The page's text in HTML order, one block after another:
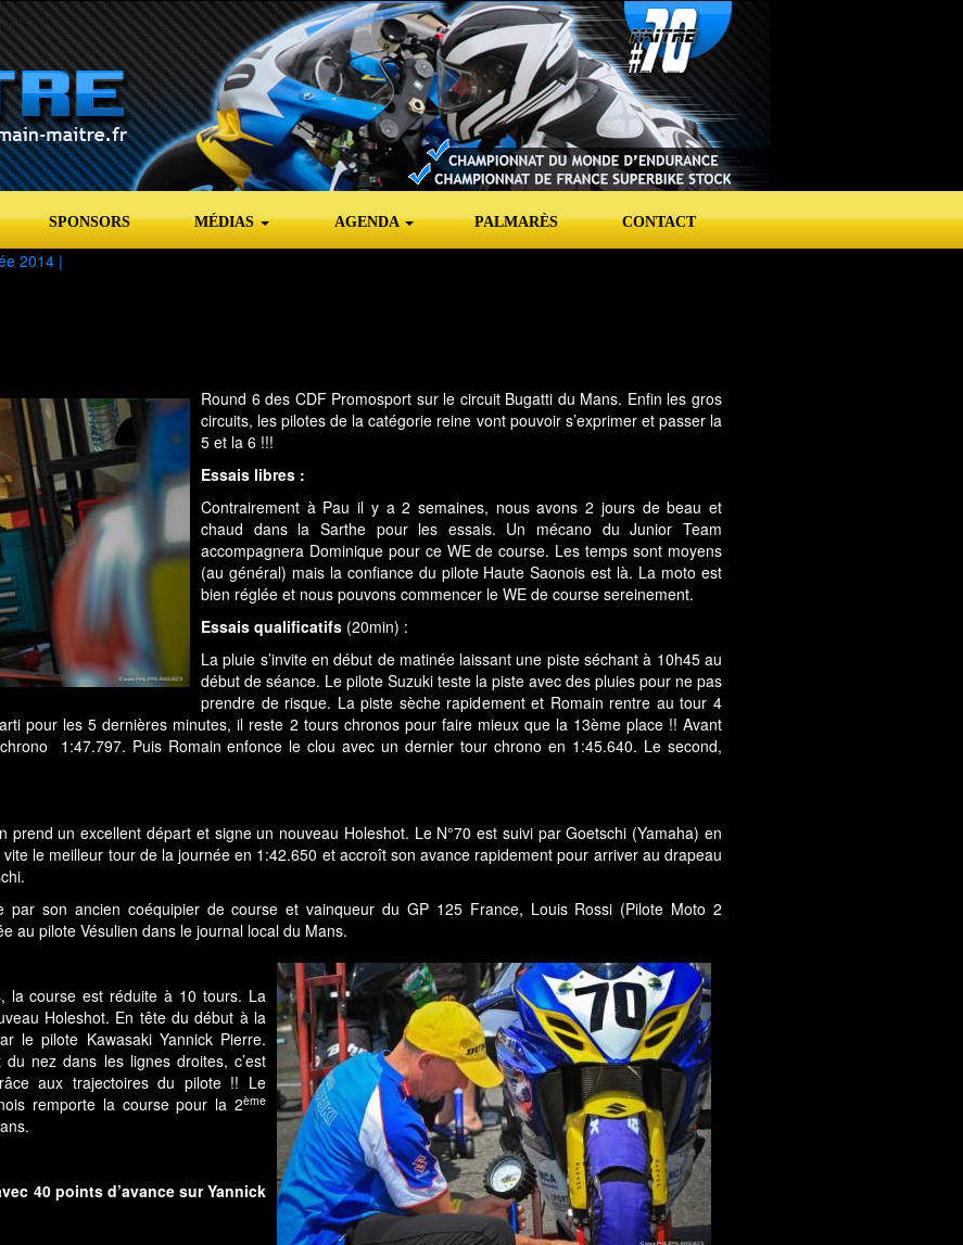
SPONSORS MÉDIAS AGENDA PALMARÈS CONTACT
2014 |
Round 6 des CDF Promosport sur le circuit Bugatti du Mans. Enfin les gros
circuits, les pilotes de la catégorie reine vont pouvoir s’exprimer et passer la
5 et la 6 !!!
Essais libres :
Contrairement à Pau il y a 2 semaines, nous avons 2 jours de beau et
chaud dans la Sarthe pour les essais. Un mécano du Junior Team
accompagnera Dominique pour ce WE de course. Les temps sont moyens
(au général) mais la confiance du pilote Haute Saonois est là. La moto est
bien réglée et nous pouvons commencer le WE de course sereinement.
Essais qualificatifs (20min) :
La pluie s’invite en début de matinée laissant une piste séchant à 10h45 au
début de séance. Le pilote Suzuki teste la piste avec des pluies pour ne pas
prendre de risque. La piste sèche rapidement et Romain rentre au tour 4
pour les 5 dernières minutes, il reste 2 tours chronos pour faire mieux que la 13ème place !! Avant
1:47.797. Puis Romain enfonce le clou avec un dernier tour chrono en 1:45.640. Le second,
prend un excellent départ et signe un nouveau Holeshot. Le N°70 est suivi par Goetschi (Yamaha) en
le meilleur tour de la journée en 1:42.650 et accroît son avance rapidement pour arriver au drapeau
par son ancien coéquipier de course et vainqueur du GP 125 France, Louis Rossi (Pilote Moto 2
au pilote Vésulien dans le journal local du Mans.
la course est réduite à 10 tours. La
Holeshot. En tête du début à la
le pilote Kawasaki Yannick Pierre.
nez dans les lignes droites, c’est
aux trajectoires du pilote !! Le
remporte la course pour la 2ème
40 points d’avance sur Yannick